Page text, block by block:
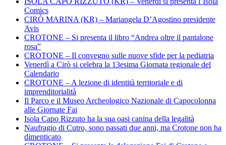
Comics
CIRÒ MARINA (KR) – Mariangela D’Agostino presidente
Avis
CROTONE – Si presenta il libro “Andrea oltre il pantalone
rosa”
CROTONE – Il convegno sulle nuove sfide per la pediatria
Venerdì a Cirò si celebra la 13esima Giornata regionale del
Calendario
CROTONE – A lezione di identità territoriale e di
imprenditorialità
Il Parco e il Museo Archeologico Nazionale di Capocolonna
alle Giornate Fai
Isola Capo Rizzuto ha la sua oasi canina della legalità
Naufragio di Cutro, sono passati due anni, ma Crotone non ha
dimenticato